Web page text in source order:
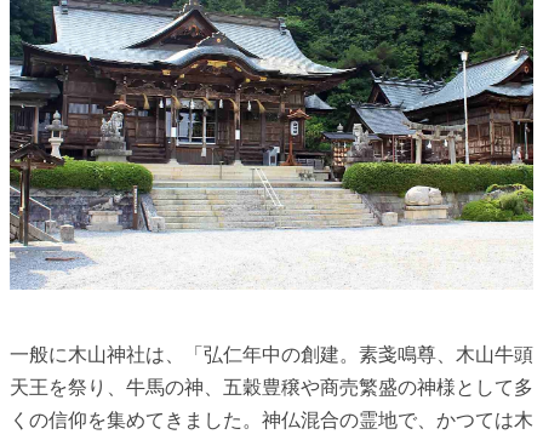
一般に木山神社は、「弘仁年中の創建。素戔鳴尊、木山牛頭
天王を祭り、牛馬の神、五穀豊穣や商売繁盛の神様として多
くの信仰を集めてきました。神仏混合の霊地で、かつては木